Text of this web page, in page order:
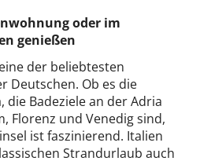
oder im
genießen
der beliebtesten
Deutschen. Ob es die
die Badeziele an der Adria
Florenz und Venedig sind,
ist faszinierend. Italien
Strandurlaub auch